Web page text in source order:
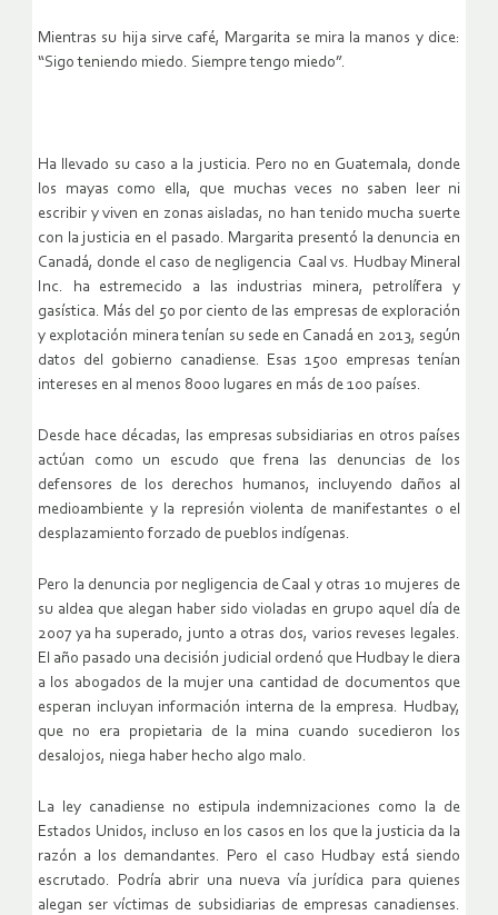
Mientras su hija sirve café, Margarita se mira la manos y dice:
“Sigo teniendo miedo. Siempre tengo miedo”.
Ha llevado su caso a la justicia. Pero no en Guatemala, donde
los mayas como ella, que muchas veces no saben leer ni
escribir y viven en zonas aisladas, no han tenido mucha suerte
con la justicia en el pasado. Margarita presentó la denuncia en
Canadá, donde el caso de negligencia Caal vs. Hudbay Mineral
Inc. ha estremecido a las industrias minera, petrolífera y
gasística. Más del 50 por ciento de las empresas de exploración
y explotación minera tenían su sede en Canadá en 2013, según
datos del gobierno canadiense. Esas 1500 empresas tenían
intereses en al menos 8000 lugares en más de 100 países.
Desde hace décadas, las empresas subsidiarias en otros países
actúan como un escudo que frena las denuncias de los
defensores de los derechos humanos, incluyendo daños al
medioambiente y la represión violenta de manifestantes o el
desplazamiento forzado de pueblos indígenas.
Pero la denuncia por negligencia de Caal y otras 10 mujeres de
su aldea que alegan haber sido violadas en grupo aquel día de
2007 ya ha superado, junto a otras dos, varios reveses legales.
El año pasado una decisión judicial ordenó que Hudbay le diera
a los abogados de la mujer una cantidad de documentos que
esperan incluyan información interna de la empresa. Hudbay,
que no era propietaria de la mina cuando sucedieron los
desalojos, niega haber hecho algo malo.
La ley canadiense no estipula indemnizaciones como la de
Estados Unidos, incluso en los casos en los que la justicia da la
razón a los demandantes. Pero el caso Hudbay está siendo
escrutado. Podría abrir una nueva vía jurídica para quienes
alegan ser víctimas de subsidiarias de empresas canadienses.